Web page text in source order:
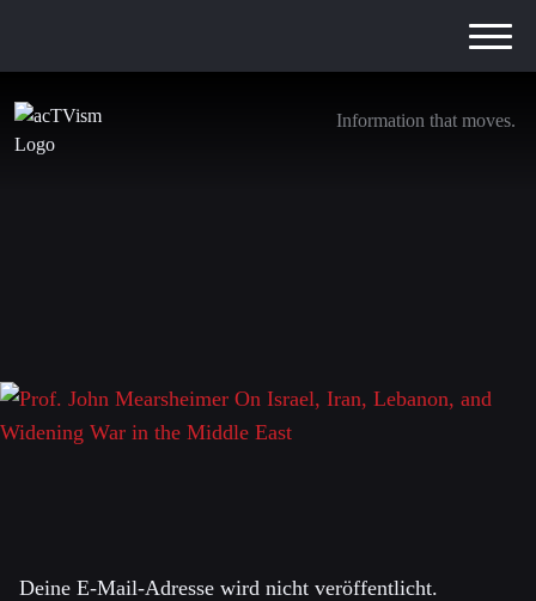
Information that moves.
Prof. John Mearsheimer On Israel, Iran,
Deine E-Mail-Adresse wird nicht veröffentlicht.